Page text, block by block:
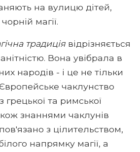
на вулицю дітей,
магії.
традиція відрізняється
Вона увібрала в
народів - і це не тільки
чаклунство
грецької та римської
знаннями чаклунів
з цілительством,
напрямку магії, а